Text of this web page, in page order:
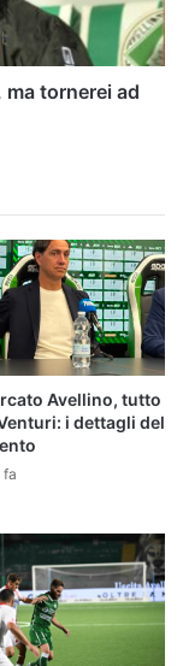
tornerei ad
Avellino, tutto
i dettagli del
fa